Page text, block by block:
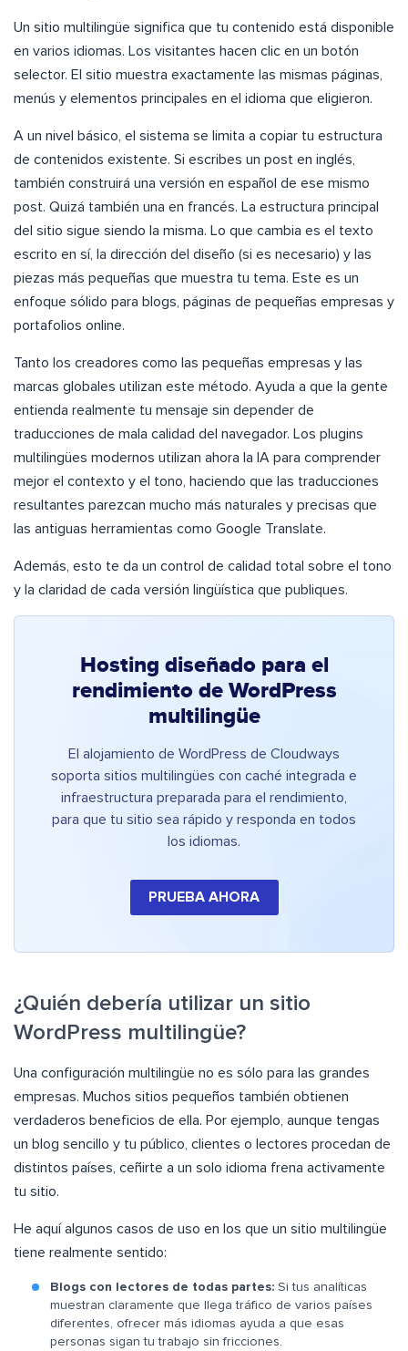
Un sitio multilingüe significa que tu contenido está disponible
en varios idiomas. Los visitantes hacen clic en un botón
selector. El sitio muestra exactamente las mismas páginas,
menús y elementos principales en el idioma que eligieron.
A un nivel básico, el sistema se limita a copiar tu estructura
de contenidos existente. Si escribes un post en inglés,
también construirá una versión en español de ese mismo
post. Quizá también una en francés. La estructura principal
del sitio sigue siendo la misma. Lo que cambia es el texto
escrito en sí, la dirección del diseño (si es necesario) y las
piezas más pequeñas que muestra tu tema. Este es un
enfoque sólido para blogs, páginas de pequeñas empresas y
portafolios online.
Tanto los creadores como las pequeñas empresas y las
marcas globales utilizan este método. Ayuda a que la gente
entienda realmente tu mensaje sin depender de
traducciones de mala calidad del navegador. Los plugins
multilingües modernos utilizan ahora la IA para comprender
mejor el contexto y el tono, haciendo que las traducciones
resultantes parezcan mucho más naturales y precisas que
las antiguas herramientas como Google Translate.
Además, esto te da un control de calidad total sobre el tono
y la claridad de cada versión lingüística que publiques.
Hosting diseñado para el
rendimiento de WordPress
multilingüe
El alojamiento de WordPress de Cloudways
soporta sitios multilingües con caché integrada e
infraestructura preparada para el rendimiento,
para que tu sitio sea rápido y responda en todos
los idiomas.
PRUEBA AHORA
¿Quién debería utilizar un sitio
WordPress multilingüe?
Una configuración multilingüe no es sólo para las grandes
empresas. Muchos sitios pequeños también obtienen
verdaderos beneficios de ella. Por ejemplo, aunque tengas
un blog sencillo y tu público, clientes o lectores procedan de
distintos países, ceñirte a un solo idioma frena activamente
tu sitio.
He aquí algunos casos de uso en los que un sitio multilingüe
tiene realmente sentido:
Blogs con lectores de todas partes: Si tus analíticas
muestran claramente que llega tráfico de varios países
diferentes, ofrecer más idiomas ayuda a que esas
personas sigan tu trabajo sin fricciones.